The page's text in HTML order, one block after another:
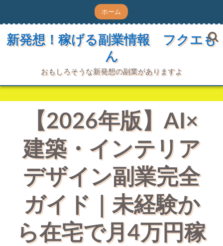
テ
プ
ホーム
新発想！稼げる副業情報 フクエも
ん
おもしろそうな新発想の副業がありますよ
【2026年版】AI×
建築・インテリア
デザイン副業完全
ガイド｜未経験か
ら在宅で月4万円稼